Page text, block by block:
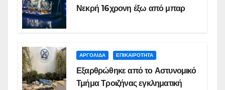
Νεκρή 16χρονη έξω από μπαρ
ΑΡΓΟΛΙΔΑ ΕΠΙΚΑΙΡΟΤΗΤΑ
Εξαρθρώθηκε από το Αστυνομικό
Τμήμα Τροιζήνας εγκληματική